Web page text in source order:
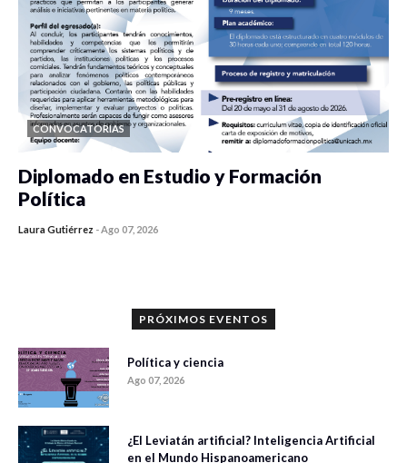
CONVOCATORIAS
Diplomado en Estudio y Formación
Política
Laura Gutiérrez -Ago 07, 2026
PRÓXIMOS EVENTOS
Política y ciencia
Ago 07, 2026
¿El Leviatán artificial? Inteligencia Artificial
en el Mundo Hispanoamericano